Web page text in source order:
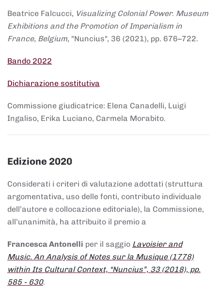
Beatrice Falcucci, Visualizing Colonial Power. Museum
Exhibitions and the Promotion of Imperialism in
France, Belgium, "Nuncius", 36 (2021), pp. 676–722.
Bando 2022
Dichiarazione sostitutiva
Commissione giudicatrice: Elena Canadelli, Luigi
Ingaliso, Erika Luciano, Carmela Morabito.
Edizione 2020
Considerati i criteri di valutazione adottati (struttura
argomentativa, uso delle fonti, contributo individuale
dell’autore e collocazione editoriale), la Commissione,
all’unanimità, ha attribuito il premio a
Francesca Antonelli per il saggio Lavoisier and
Music. An Analysis of Notes sur la Musique (1778)
within Its Cultural Context, “Nuncius”, 33 (2018), pp.
585 - 630.